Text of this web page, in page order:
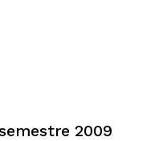
2009